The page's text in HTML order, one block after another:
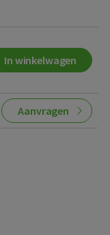
In winkelwagen
Aanvragen